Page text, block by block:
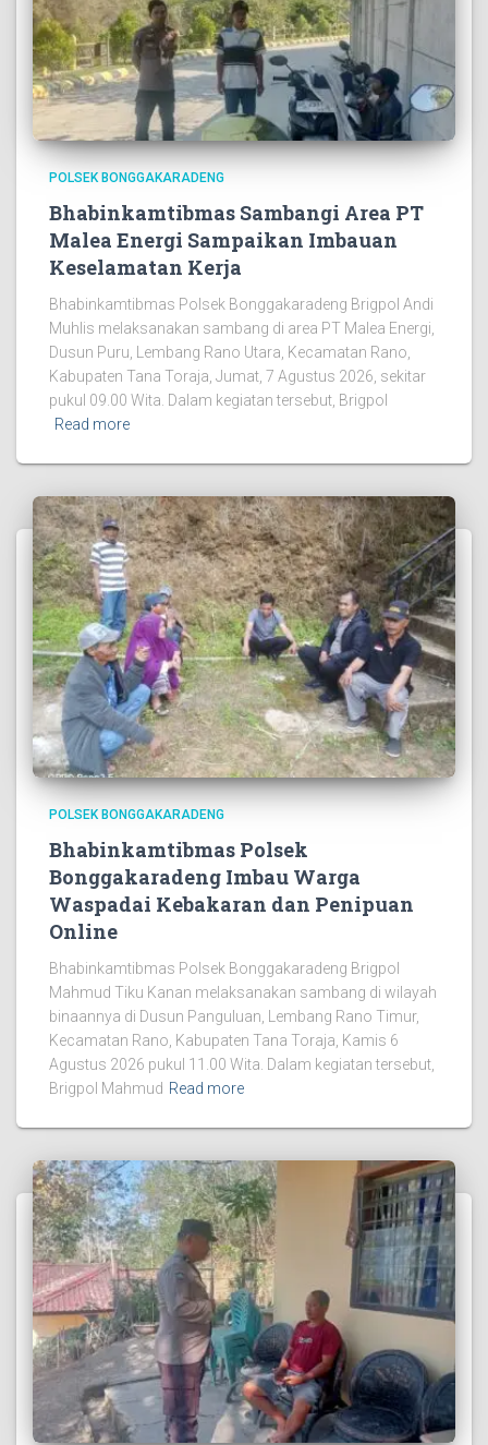
POLSEK BONGGAKARADENG
Bhabinkamtibmas Sambangi Area PT
Malea Energi Sampaikan Imbauan
Keselamatan Kerja
Bhabinkamtibmas Polsek Bonggakaradeng Brigpol Andi
Muhlis melaksanakan sambang di area PT Malea Energi,
Dusun Puru, Lembang Rano Utara, Kecamatan Rano,
Kabupaten Tana Toraja, Jumat, 7 Agustus 2026, sekitar
pukul 09.00 Wita. Dalam kegiatan tersebut, Brigpol
Read more
POLSEK BONGGAKARADENG
Bhabinkamtibmas Polsek
Bonggakaradeng Imbau Warga
Waspadai Kebakaran dan Penipuan
Online
Bhabinkamtibmas Polsek Bonggakaradeng Brigpol
Mahmud Tiku Kanan melaksanakan sambang di wilayah
binaannya di Dusun Panguluan, Lembang Rano Timur,
Kecamatan Rano, Kabupaten Tana Toraja, Kamis 6
Agustus 2026 pukul 11.00 Wita. Dalam kegiatan tersebut,
Brigpol Mahmud Read more